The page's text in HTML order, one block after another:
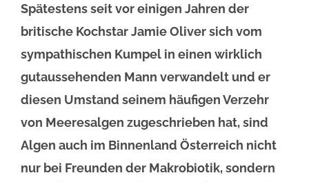
Spätestens seit vor einigen Jahren der
britische Kochstar Jamie Oliver sich vom
sympathischen Kumpel in einen wirklich
gutaussehenden Mann verwandelt und er
diesen Umstand seinem häufigen Verzehr
von Meeresalgen zugeschrieben hat, sind
Algen auch im Binnenland Österreich nicht
nur bei Freunden der Makrobiotik, sondern